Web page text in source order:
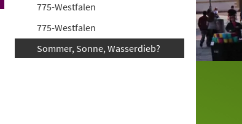
775-Westfalen
775-Westfalen
Sommer, Sonne, Wasserdieb?